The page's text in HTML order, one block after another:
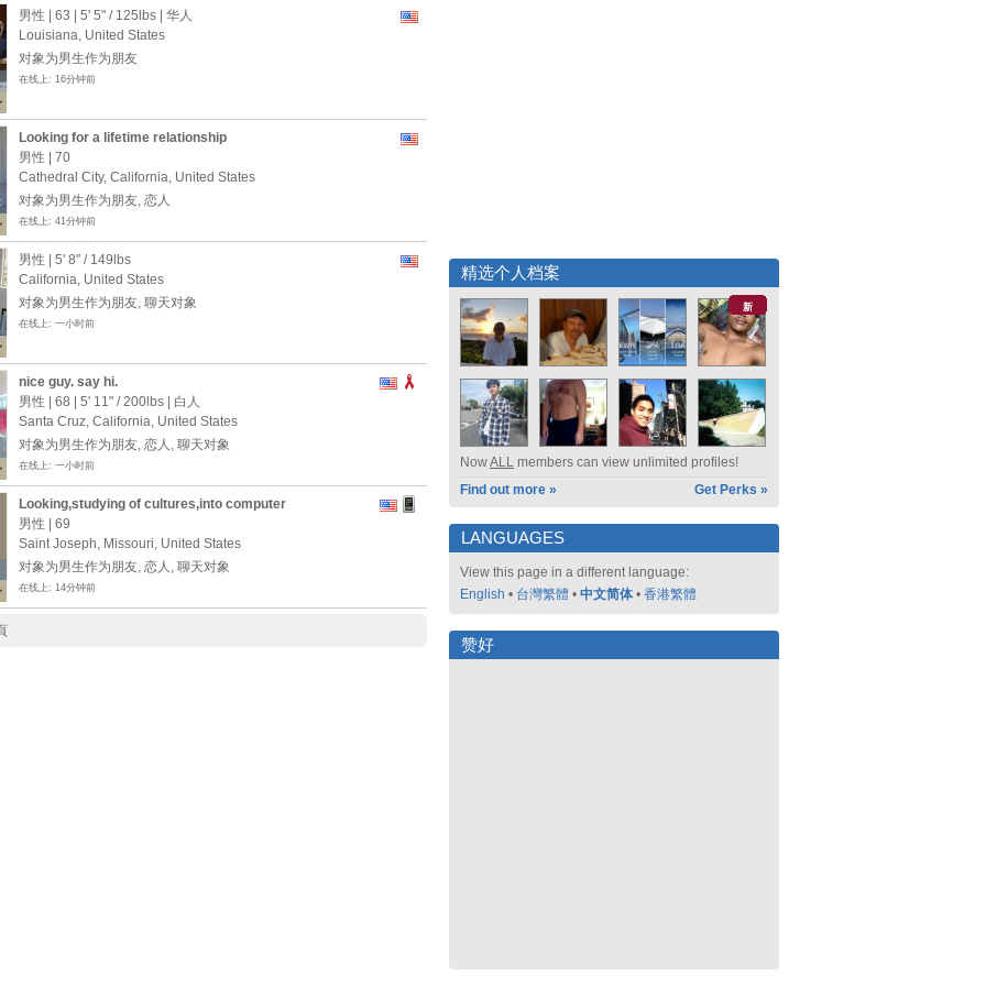
男性 | 63 | 5' 5" / 125lbs | 华人
Louisiana, United States
对象为男生作为朋友
在线上: 16分钟前
Looking for a lifetime relationship
男性 | 70
Cathedral City, California, United States
对象为男生作为朋友, 恋人
在线上: 41分钟前
男性 | 5' 8" / 149lbs
California, United States
对象为男生作为朋友, 聊天对象
在线上: 一小时前
nice guy. say hi.
男性 | 68 | 5' 11" /200lbs | 白人
Santa Cruz, California, United States
对象为男生作为朋友, 恋人, 聊天对象
在线上: 一小时前
Looking,studying of cultures,into computer
programming
男性 | 69
Saint Joseph, Missouri, United States
对象为男生作为朋友, 恋人, 聊天对象
在线上: 14分钟前
精选个人档案
新
NowALL members can view unlimited profiles!
Find out more »
Get Perks »
LANGUAGES
View this page in a different language:
English • 台灣繁體 • 中文简体 • 香港繁體
赞好